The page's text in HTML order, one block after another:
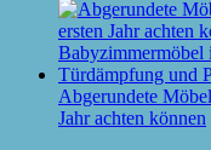
Abgerundete
Jahr achten können